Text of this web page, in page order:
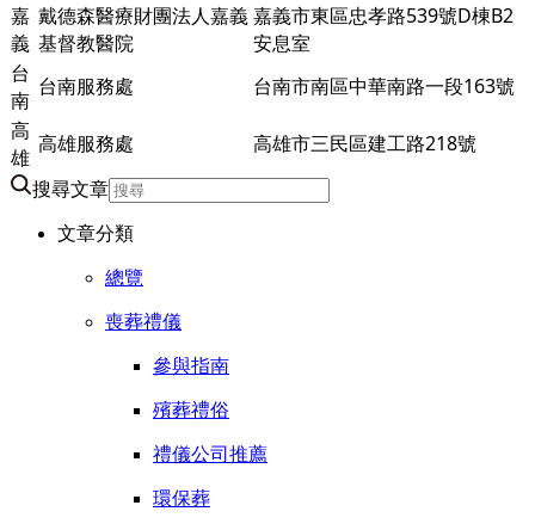
嘉
義
戴德森醫療財團法人嘉義
基督教醫院
嘉義市東區忠孝路539號D棟B2
安息室
台
南
台南服務處
台南市南區中華南路一段163號
高
雄
高雄服務處 高雄市三民區建工路218號
搜尋文章
文章分類
總覽
喪葬禮儀
參與指南
殯葬禮俗
禮儀公司推薦
環保葬